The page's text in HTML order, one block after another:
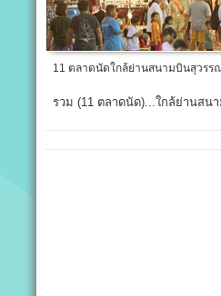
11 ตลาดนัดใกล้ย่านสนามบินสุวรร
รวม (11 ตลาดนัด)...ใกล้ย่านสน